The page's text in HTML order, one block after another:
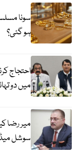
سونا
ہو گئی؟
احتجاج
میں دو
میر رضا
سوشل